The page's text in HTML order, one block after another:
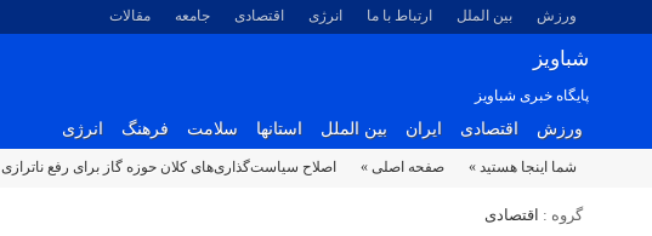
ورزش بین الملل ارتباط با ما انرژی اقتصادی جامعه مقالات
شباویز
پایگاه خبری شباویز
ورزش اقتصادی ایران بین الملل استانها سلامت فرهنگ انرژی
شما اینجا هستید » صفحه اصلی » اصلاح سیاست‌گذاری‌های کلان حوزه گاز برای رفع ناترازی
گروه : اقتصادی